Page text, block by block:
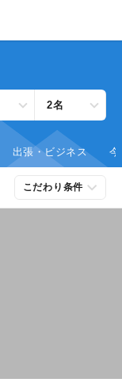
2名
出張・ビジネス
こだわり条件